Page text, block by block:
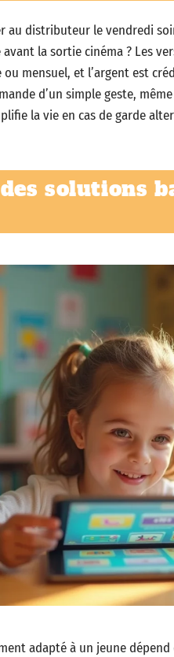
au distributeur le vendredi
la sortie cinéma ? Les
mensuel, et l’argent est
d’un simple geste,
la vie en cas de garde
solutions
adapté à un jeune